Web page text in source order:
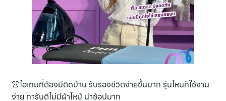
👚ไอเทมที่ต้องมีติดบ้าน รับรองชีวิตง่ายขึ้นมาก รุ่นไหนก็ใช้งาน
ง่าย การันตีไม่มีผ้าไหม้ น่าช้อปมาก